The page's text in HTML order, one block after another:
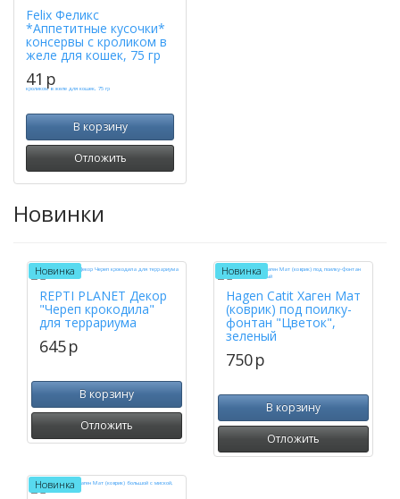
Felix Феликс
*Аппетитные кусочки*
консервы с кроликом в
желе для кошек, 75 гр
41 p
В корзину
Отложить
Новинки
Новинка
REPTI PLANET Декор
"Череп крокодила"
для террариума
645p
В корзину
Отложить
Новинка
Hagen Catit Хаген Мат
(коврик) под поилку-
фонтан "Цветок",
зеленый
750p
В корзину
Отложить
Новинка